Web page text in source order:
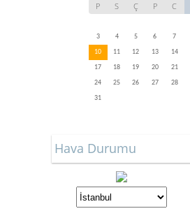
P S Ç P C
3
4 5 6 7
10
11 12 13 14
17
18 19 20 21
24
25 26 27 28
31
Hava Durumu